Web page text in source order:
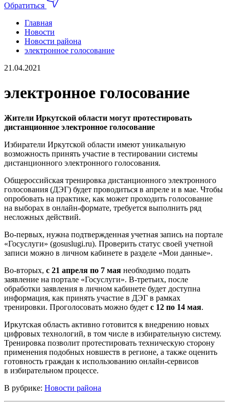
Обратиться
Главная
Новости
Новости района
электронное голосование
21.04.2021
электронное голосование
Жители Иркутской области могут протестировать
дистанционное электронное голосование
Избиратели Иркутской области имеют уникальную
возможность принять участие в тестировании системы
дистанционного электронного голосования.
Общероссийская тренировка дистанционного электронного
голосования (ДЭГ) будет проводиться в апреле и в мае. Чтобы
опробовать на практике, как может проходить голосование
на выборах в онлайн-формате, требуется выполнить ряд
несложных действий.
Во-первых, нужна подтвержденная учетная запись на портале
«Госуслуги» (gosuslugi.ru). Проверить статус своей учетной
записи можно в личном кабинете в разделе «Мои данные».
Во-вторых, с 21 апреля по 7 мая необходимо подать
заявление на портале «Госуслуги». В-третьих, после
обработки заявления в личном кабинете будет доступна
информация, как принять участие в ДЭГ в рамках
тренировки. Проголосовать можно будет с 12 по 14 мая.
Иркутская область активно готовится к внедрению новых
цифровых технологий, в том числе в избирательную систему.
Тренировка позволит протестировать техническую сторону
применения подобных новшеств в регионе, а также оценить
готовность граждан к использованию онлайн-сервисов
в избирательном процессе.
В рубрике: Новости района